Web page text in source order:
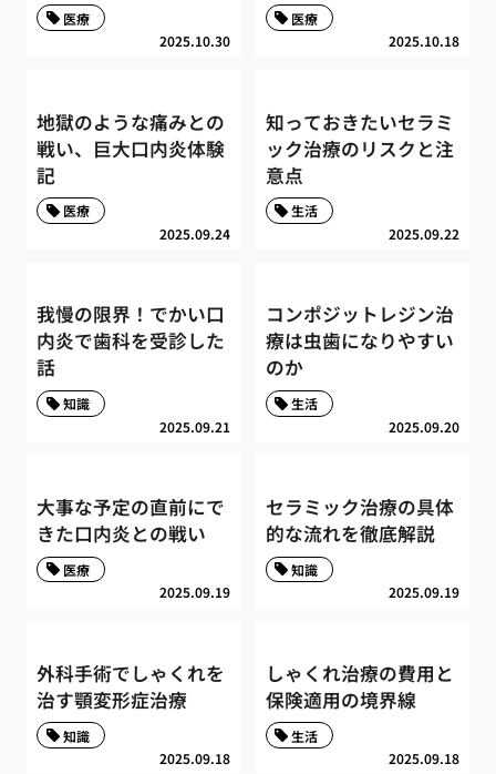
2025.10.30
医療
2025.10.18
医療
地獄のような痛みとの
戦い、巨大口内炎体験
記
2025.09.24
医療
知っておきたいセラミ
ック治療のリスクと注
意点
2025.09.22
生活
我慢の限界！でかい口
内炎で歯科を受診した
話
2025.09.21
知識
コンポジットレジン治
療は虫歯になりやすい
のか
2025.09.20
生活
大事な予定の直前にで
きた口内炎との戦い
2025.09.19
医療
セラミック治療の具体
的な流れを徹底解説
2025.09.19
知識
外科手術でしゃくれを
治す顎変形症治療
2025.09.18
知識
しゃくれ治療の費用と
保険適用の境界線
2025.09.18
生活